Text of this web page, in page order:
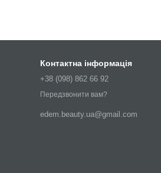
Контактна інформація
+38 (098) 862 66 92
Передзвонити вам?
edem.beauty.ua@gmail.com